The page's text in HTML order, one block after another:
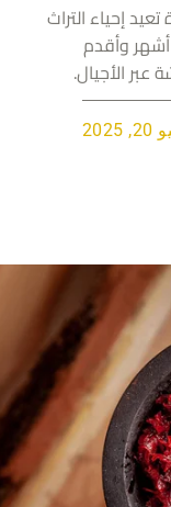
تعيد إحياء التراث
وأقدم